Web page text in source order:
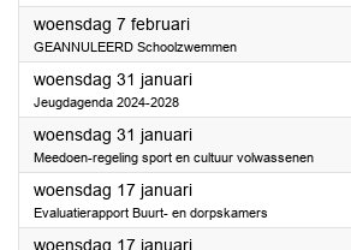
woensdag 7 februari2024
GEANNULEERD Schoolzwemmen
woensdag 31 januari2024
Jeugdagenda 2024-2028
woensdag 31 januari2024
Meedoen-regeling sport en cultuur volwassenen
woensdag 17 januari2024
Evaluatierapport Buurt- en dorpskamers
woensdag 17 januari2024